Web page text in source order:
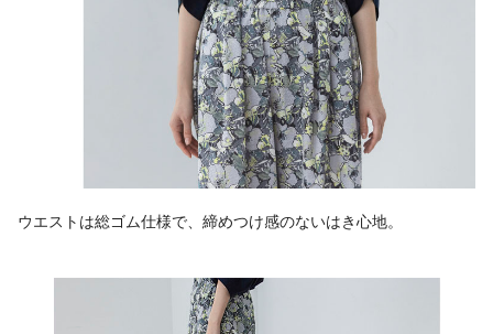
ウエストは総ゴム仕様で、締めつけ感のないはき心地。